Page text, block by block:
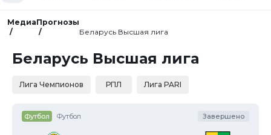
МедиаПрогнозы
Беларусь Высшая лига
Беларусь Высшая лига
Лига Чемпионов РПЛ Лига PARI
Футбол Футбол Завершено